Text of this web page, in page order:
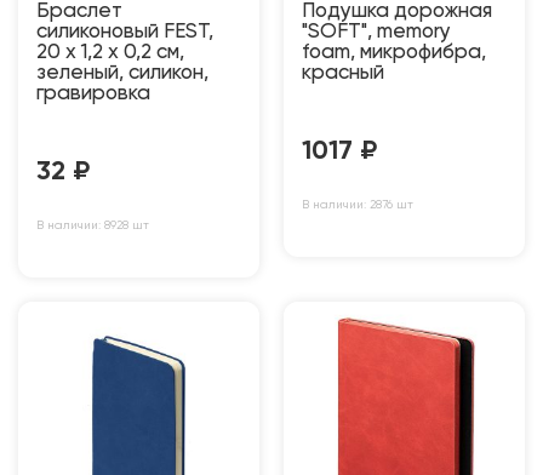
Браслет
силиконовый FEST,
20 x 1,2 x 0,2 см,
зеленый, силикон,
гравировка
32 ₽
В наличии: 8928 шт
Подушка дорожная
"SOFT", memory
foam, микрофибра,
красный
1017 ₽
В наличии: 2876 шт